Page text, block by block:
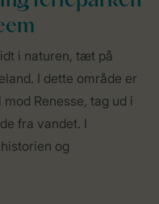
i naturen, tæt på
I dette område er
Renesse, tag ud i
fra vandet. I
og